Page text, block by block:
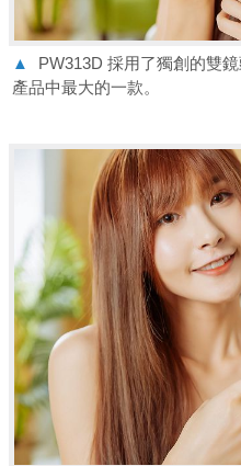
▲
PW313D 採用了獨創的雙
產品中最大的一款。